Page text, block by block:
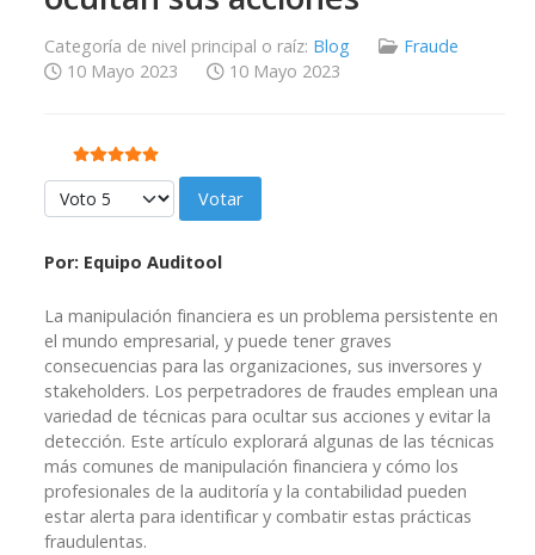
Categoría de nivel principal o raíz: Blog
Fraude
10 Mayo 2023
10 Mayo 2023
Ratio:5/5
Por favor, vote
Por: Equipo Auditool
La manipulación financiera es un problema persistente en
el mundo empresarial, y puede tener graves
consecuencias para las organizaciones, sus inversores y
stakeholders. Los perpetradores de fraudes emplean una
variedad de técnicas para ocultar sus acciones y evitar la
detección. Este artículo explorará algunas de las técnicas
más comunes de manipulación financiera y cómo los
profesionales de la auditoría y la contabilidad pueden
estar alerta para identificar y combatir estas prácticas
fraudulentas.